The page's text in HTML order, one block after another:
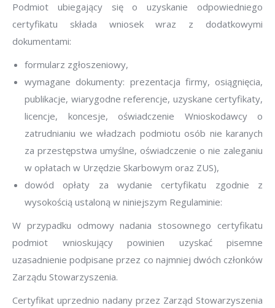
Podmiot ubiegający się o uzyskanie odpowiedniego
certyfikatu składa wniosek wraz z dodatkowymi
dokumentami:
formularz zgłoszeniowy,
wymagane dokumenty: prezentacja firmy, osiągnięcia,
publikacje, wiarygodne referencje, uzyskane certyfikaty,
licencje, koncesje, oświadczenie Wnioskodawcy o
zatrudnianiu we władzach podmiotu osób nie karanych
za przestępstwa umyślne, oświadczenie o nie zaleganiu
w opłatach w Urzędzie Skarbowym oraz ZUS),
dowód opłaty za wydanie certyfikatu zgodnie z
wysokością ustaloną w niniejszym Regulaminie:
W przypadku odmowy nadania stosownego certyfikatu
podmiot wnioskujący powinien uzyskać pisemne
uzasadnienie podpisane przez co najmniej dwóch członków
Zarządu Stowarzyszenia.
Certyfikat uprzednio nadany przez Zarząd Stowarzyszenia